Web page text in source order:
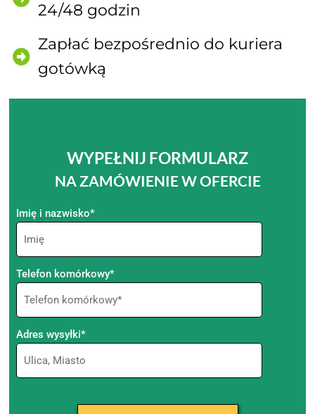
24/48 godzin
Zapłać bezpośrednio do kuriera
gotówką
WYPEŁNIJ FORMULARZ
NA ZAMÓWIENIE W OFERCIE
Imię i nazwisko*
Telefon komórkowy*
Adres wysyłki*